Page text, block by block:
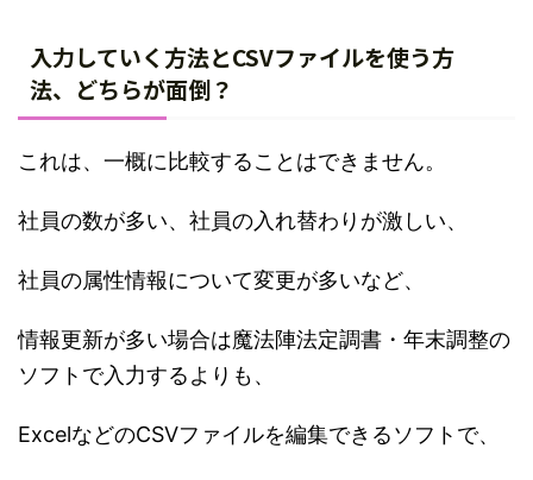
入力していく方法とCSVファイルを使う方
法、どちらが面倒？
これは、一概に比較することはできません。
社員の数が多い、社員の入れ替わりが激しい、
社員の属性情報について変更が多いなど、
情報更新が多い場合は魔法陣法定調書・年末調整の
ソフトで入力するよりも、
ExcelなどのCSVファイルを編集できるソフトで、